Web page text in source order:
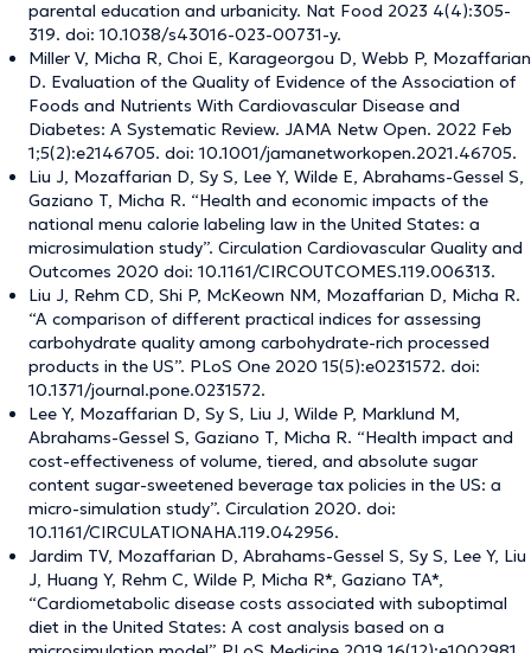
parental education and urbanicity. Nat Food 2023 4(4):305-
319. doi: 10.1038/s43016-023-00731-y.
Miller V, Micha R, Choi E, Karageorgou D, Webb P, Mozaffarian
D. Evaluation of the Quality of Evidence of the Association of
Foods and Nutrients With Cardiovascular Disease and
Diabetes: A Systematic Review. JAMA Netw Open. 2022 Feb
1;5(2):e2146705. doi: 10.1001/jamanetworkopen.2021.46705.
Liu J, Mozaffarian D, Sy S, Lee Y, Wilde E, Abrahams-Gessel S,
Gaziano T, Micha R. “Health and economic impacts of the
national menu calorie labeling law in the United States: a
microsimulation study”. Circulation Cardiovascular Quality and
Outcomes 2020 doi: 10.1161/CIRCOUTCOMES.119.006313.
Liu J, Rehm CD, Shi P, McKeown NM, Mozaffarian D, Micha R.
“A comparison of different practical indices for assessing
carbohydrate quality among carbohydrate-rich processed
products in the US”. PLoS One 2020 15(5):e0231572. doi:
10.1371/journal.pone.0231572.
Lee Y, Mozaffarian D, Sy S, Liu J, Wilde P, Marklund M,
Abrahams-Gessel S, Gaziano T, Micha R. “Health impact and
cost-effectiveness of volume, tiered, and absolute sugar
content sugar-sweetened beverage tax policies in the US: a
micro-simulation study”. Circulation 2020. doi:
10.1161/CIRCULATIONAHA.119.042956.
Jardim TV, Mozaffarian D, Abrahams-Gessel S, Sy S, Lee Y, Liu
J, Huang Y, Rehm C, Wilde P, Micha R*, Gaziano TA*,
“Cardiometabolic disease costs associated with suboptimal
diet in the United States: A cost analysis based on a